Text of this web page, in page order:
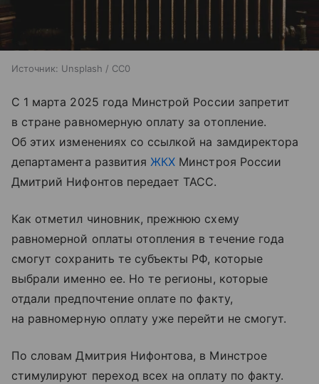
Источник: Unsplash / CC0
С 1 марта 2025 года Минстрой России запретит
в стране равномерную оплату за отопление.
Об этих изменениях со ссылкой на замдиректора
департамента развитияЖКХ Минстроя России
Дмитрий Нифонтов передает ТАСС.
Как отметил чиновник, прежнюю схему
равномерной оплаты отопления в течение года
смогут сохранить те субъекты РФ, которые
выбрали именно ее. Но те регионы, которые
отдали предпочтение оплате по факту,
на равномерную оплату уже перейти не смогут.
По словам Дмитрия Нифонтова, в Минстрое
стимулируют переход всех на оплату по факту.